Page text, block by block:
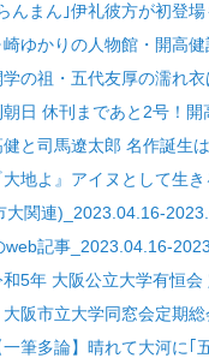
んまん｣伊礼彼方が初登
ゆかりの人物館・開高
の祖・五代友厚の濡れ
日 休刊まであと2号！
と司馬遼太郎 名作誕生
地よ』アイヌとして生
大関連)_2023.04.16-
web記事_2023.04.16-
5年 大阪公立大学有恒
阪市立大学同窓会定期
筆多論】晴れて大河に｢